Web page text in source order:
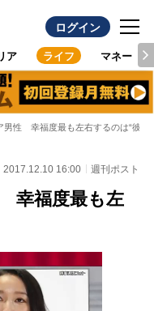
ログイン
ア ライフ マネー
男性 幸福度最も左右するのは“彼女”
2017.12.10 16:00 週刊ポスト
幸福度最も左